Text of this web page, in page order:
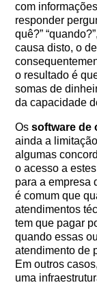
com
responder
quê?”
causa disto, o
o resultado é
somas de
da capacidade
Ossoftware de
ainda a
algumas
o acesso a
para a empresa
é comum que
atendimentos
tem que pagar
quando essas
atendimento de
Em outros
uma